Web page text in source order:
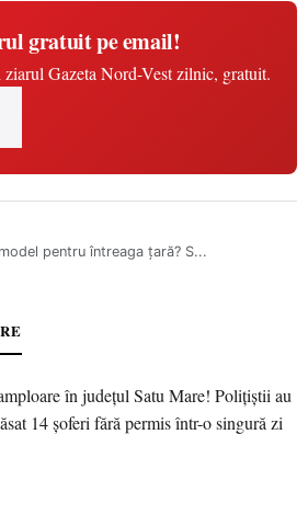
gratuit pe email!
ziarul Gazeta Nord-Vest zilnic, gratuit.
pentru întreaga țară? S...